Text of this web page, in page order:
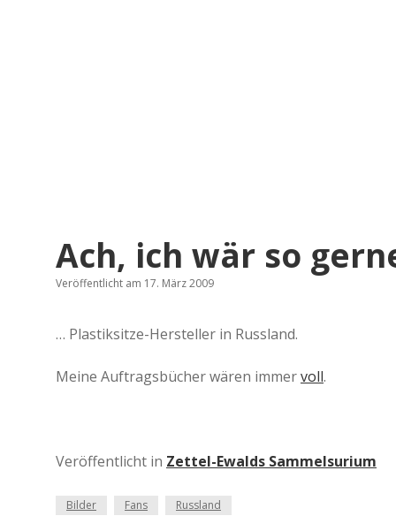
Ach, ich wär so
Veröffentlicht am 17. März 2009
… Plastiksitze-Hersteller in Russland.
Meine Auftragsbücher wären immervoll.
Veröffentlicht in Zettel-Ewalds Sammelsurium
Bilder Fans Russland